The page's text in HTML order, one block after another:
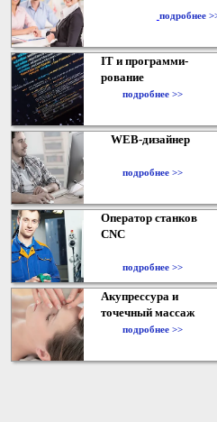
подробнее
IT и программи-
рование
подробнее >>
WEB-дизайнер
подробнее >>
Оператор станков
CNC
подробнее >>
Акупрессура и
точечный массаж
подробнее >>